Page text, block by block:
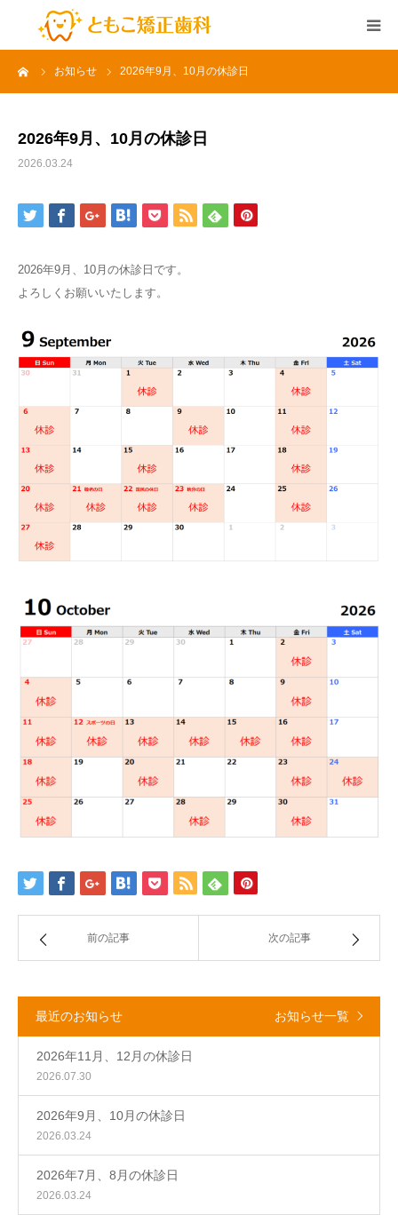
お知らせ 2026年9月、10月の休診日
2026年9月、10月の休診日
2026.03.24
2026年9月、10月の休診日です。
よろしくお願いいたします。
前の記事 次の記事
最近のお知らせ お知らせ一覧
2026年11月、12月の休診日
2026.07.30
2026年9月、10月の休診日
2026.03.24
2026年7月、8月の休診日
2026.03.24
HOME
Q&A
治療のながれ
お約束